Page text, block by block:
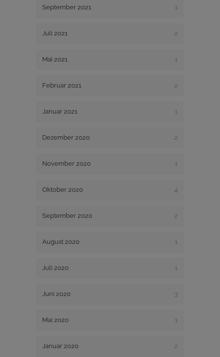
September 2021 1
Juli 2021 2
Mai 2021 1
Februar 2021 2
Januar 2021 1
Dezember 2020 2
November 2020 1
Oktober 2020 4
September 2020 2
August 2020 1
Juli 2020 1
Juni 2020 3
Mai 2020 1
Januar 2020 2